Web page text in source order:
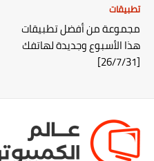
تطبيقات
مجموعة من أفضل تطبيقات
هذا الأسبوع وجديدة لهاتفك
[26/7/31]